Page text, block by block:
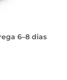
6–8 dias